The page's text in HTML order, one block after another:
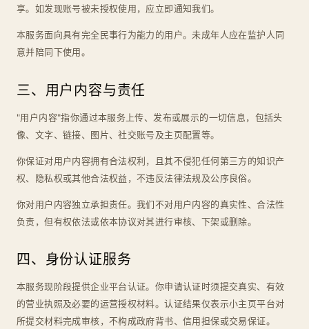
享。如发现账号被未授权使用，应立即通知我们。
本服务面向具有完全民事行为能力的用户。未成年人应在监护人同
意并陪同下使用。
三、用户内容与责任
"用户内容"指你通过本服务上传、发布或展示的一切信息，包括头
像、文字、链接、图片、社交账号及主页配置等。
你保证对用户内容拥有合法权利，且其不侵犯任何第三方的知识产
权、隐私权或其他合法权益，不违反法律法规及公序良俗。
你对用户内容独立承担责任。我们不对用户内容的真实性、合法性
负责，但有权依法或依本协议对其进行审核、下架或删除。
四、身份认证服务
本服务现阶段提供企业平台认证。你申请认证时须提交真实、有效
的营业执照及必要的运营授权材料。认证结果仅表示小主页平台对
所提交材料完成审核，不构成政府背书、信用担保或交易保证。